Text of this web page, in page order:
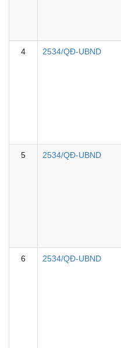
4 2534/QĐ-UBND
5 2534/QĐ-UBND
6 2534/QĐ-UBND